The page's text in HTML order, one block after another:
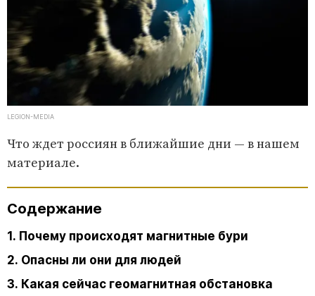
LEGION-MEDIA
Что ждет россиян в ближайшие дни — в нашем
материале.
Содержание
1. Почему происходят магнитные бури
2. Опасны ли они для людей
3. Какая сейчас геомагнитная обстановка